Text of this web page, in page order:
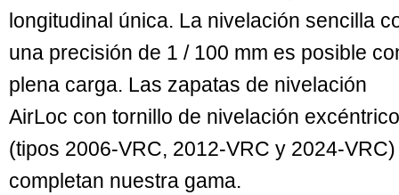
longitudinal única. La nivelación sencilla
una precisión de 1 / 100 mm es posible
plena carga. Las zapatas de nivelación
AirLoc con tornillo de nivelación excéntrico
(tipos 2006-VRC, 2012-VRC y 2024-VRC)
completan nuestra gama.